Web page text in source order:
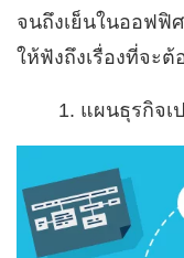
จนถึงเย็นในออฟฟิ
ให้ฟังถึงเรื่องที่จะ
แผนธุรกิจเ